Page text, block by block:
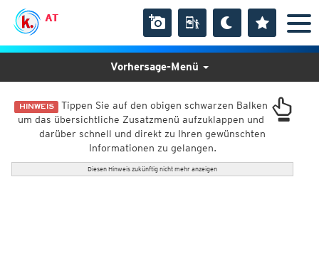
AT
HINWEIS Tippen Sie auf den obigen schwarzen Balken
um das übersichtliche Zusatzmenü aufzuklappen und
darüber schnell und direkt zu Ihren gewünschten
Informationen zu gelangen.
Diesen Hinweis zukünftig nicht mehr anzeigen
Vorhersage-Menü